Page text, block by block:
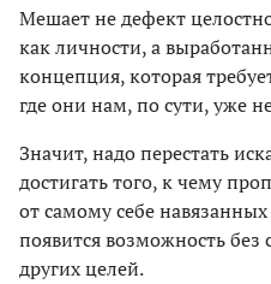
Мешает не дефект
как личности, а
концепция, которая
где они нам, по сути, уже
Значит, надо перестать
достигать того, к чему
от самому себе
появится возможность без
других целей.